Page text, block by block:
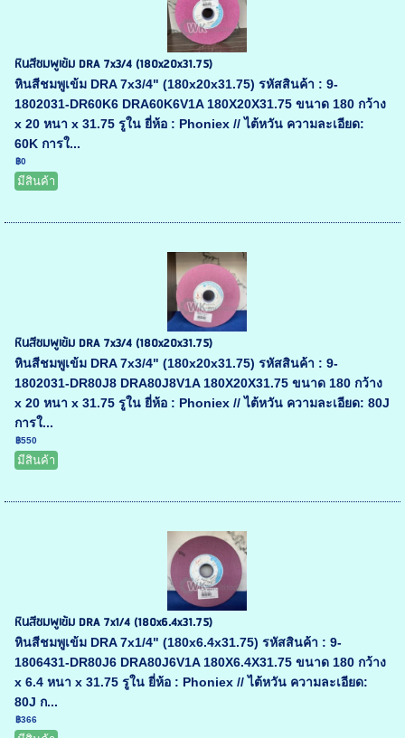
หินสีชมพูเข้ม DRA 7x3/4 (180x20x31.75)
หินสีชมพูเข้ม DRA 7x3/4" (180x20x31.75) รหัสสินค้า : 9-
1802031-DR60K6 DRA60K6V1A 180X20X31.75 ขนาด 180 กว้าง
x 20 หนา x 31.75 รูใน ยี่ห้อ : Phoniex // ไต้หวัน ความละเอียด:
60K การใ...
฿0
มีสินค้า
หินสีชมพูเข้ม DRA 7x3/4 (180x20x31.75)
หินสีชมพูเข้ม DRA 7x3/4" (180x20x31.75) รหัสสินค้า : 9-
1802031-DR80J8 DRA80J8V1A 180X20X31.75 ขนาด 180 กว้าง
x 20 หนา x 31.75 รูใน ยี่ห้อ : Phoniex // ไต้หวัน ความละเอียด: 80J
การใ...
฿550
มีสินค้า
หินสีชมพูเข้ม DRA 7x1/4 (180x6.4x31.75)
หินสีชมพูเข้ม DRA 7x1/4" (180x6.4x31.75) รหัสสินค้า : 9-
1806431-DR80J6 DRA80J6V1A 180X6.4X31.75 ขนาด 180 กว้าง
x 6.4 หนา x 31.75 รูใน ยี่ห้อ : Phoniex // ไต้หวัน ความละเอียด:
80J ก...
฿366